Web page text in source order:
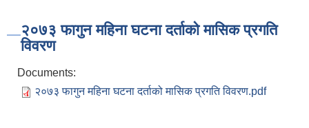
२०७३ फागुन महिना घटना दर्ताको मासिक प्रगति
विवरण
Documents:
२०७३ फागुन महिना घटना दर्ताको मासिक प्रगति विवरण.pdf